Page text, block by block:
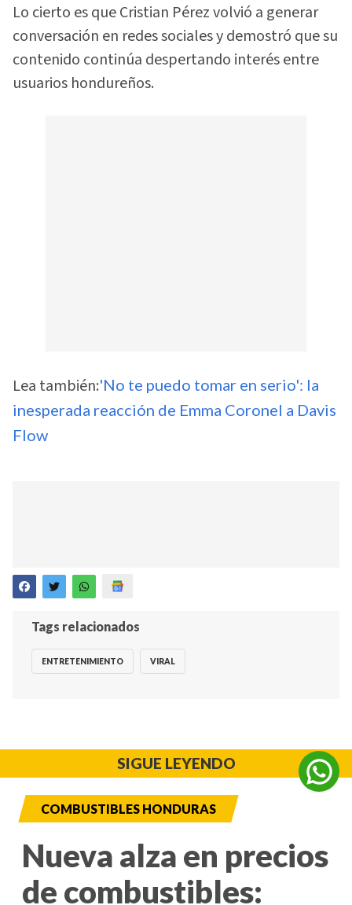
Lo cierto es que Cristian Pérez volvió a generar
conversación en redes sociales y demostró que su
contenido continúa despertando interés entre
usuarios hondureños.
Lea también:'No te puedo tomar en serio': la
inesperada reacción de Emma Coronel a Davis
Flow
Tags relacionados
ENTRETENIMIENTO VIRAL
SIGUE LEYENDO
COMBUSTIBLES HONDURAS
Nueva alza en precios
de combustibles: